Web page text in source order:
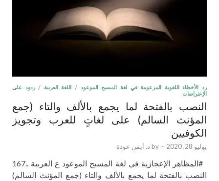
رد الأخطاء اللغوية المزعومة في لغة المسيح الموعود / اللغة العربية /ردود على
الإعتراضات
النصب بالفتحة لما يجمع بالألف والتاء (جمع
المؤنث السالم) على لغاتٍ للعرب وتجويز
الكوفيين
يوليو 28, 2020 -
by د. أيمن عودة
#المظاهر الإعجازية في لغة المسيح الموعود ع العربية ..167
النصب بالفتحة لما يجمع بالألف والتاء (جمع المؤنث السالم)